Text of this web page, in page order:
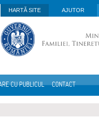
HARTĂ SITE
AJUTOR
CU PUBLICUL CONTACT